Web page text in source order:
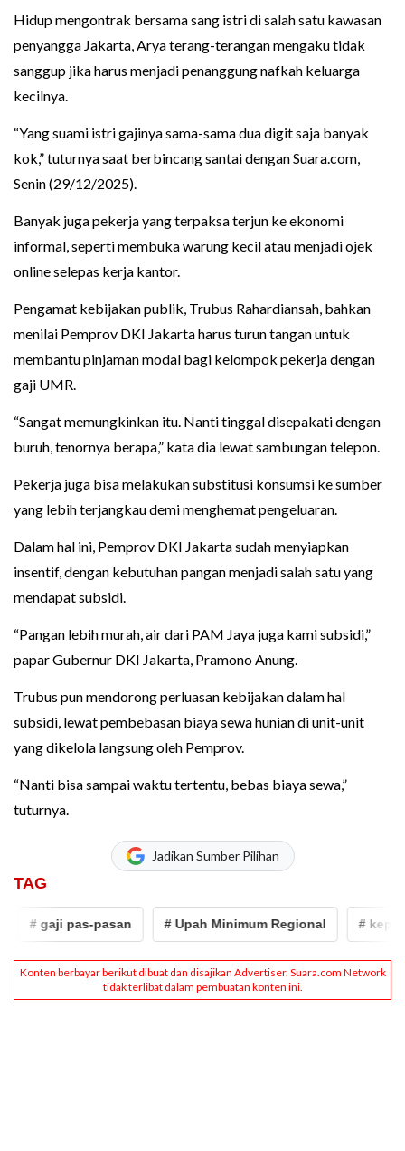
Hidup mengontrak bersama sang istri di salah satu kawasan
penyangga Jakarta, Arya terang-terangan mengaku tidak
sanggup jika harus menjadi penanggung nafkah keluarga
kecilnya.
“Yang suami istri gajinya sama-sama dua digit saja banyak
kok,” tuturnya saat berbincang santai dengan Suara.com,
Senin (29/12/2025).
Banyak juga pekerja yang terpaksa terjun ke ekonomi
informal, seperti membuka warung kecil atau menjadi ojek
online selepas kerja kantor.
Pengamat kebijakan publik, Trubus Rahardiansah, bahkan
menilai Pemprov DKI Jakarta harus turun tangan untuk
membantu pinjaman modal bagi kelompok pekerja dengan
gaji UMR.
“Sangat memungkinkan itu. Nanti tinggal disepakati dengan
buruh, tenornya berapa,” kata dia lewat sambungan telepon.
Pekerja juga bisa melakukan substitusi konsumsi ke sumber
yang lebih terjangkau demi menghemat pengeluaran.
Dalam hal ini, Pemprov DKI Jakarta sudah menyiapkan
insentif, dengan kebutuhan pangan menjadi salah satu yang
mendapat subsidi.
“Pangan lebih murah, air dari PAM Jaya juga kami subsidi,”
papar Gubernur DKI Jakarta, Pramono Anung.
Trubus pun mendorong perluasan kebijakan dalam hal
subsidi, lewat pembebasan biaya sewa hunian di unit-unit
yang dikelola langsung oleh Pemprov.
“Nanti bisa sampai waktu tertentu, bebas biaya sewa,”
tuturnya.
Jadikan Sumber Pilihan
TAG
pas-pasan # Upah Minimum Regional # kepala